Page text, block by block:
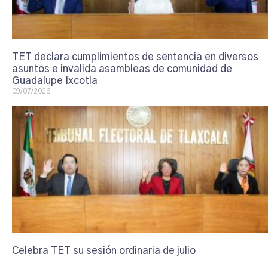
TET declara cumplimientos de sentencia en diversos
asuntos e invalida asambleas de comunidad de
Guadalupe Ixcotla
09/07/2026
Celebra TET su sesión ordinaria de julio